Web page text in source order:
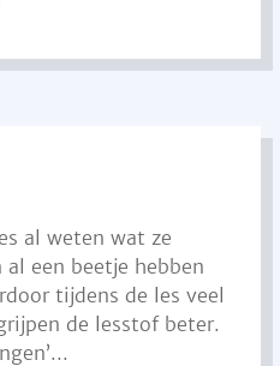
al weten wat ze
een beetje hebben
tijdens de les veel
de lesstof beter.